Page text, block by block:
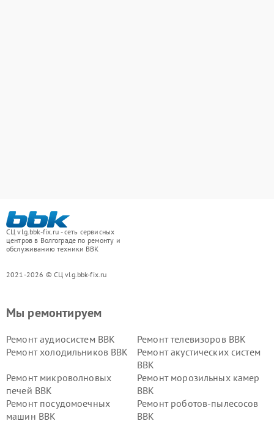
СЦ vlg.bbk-fix.ru - сеть сервисных
центров в Волгограде по ремонту и
обслуживанию техники BBK
2021-2026 © СЦ vlg.bbk-fix.ru
Мы ремонтируем
Ремонт аудиосистем BBK
Ремонт телевизоров BBK
Ремонт холодильников BBK
Ремонт акустических систем
BBK
Ремонт микроволновых
печей BBK
Ремонт морозильных камер
BBK
Ремонт посудомоечных
машин BBK
Ремонт роботов-пылесосов
BBK